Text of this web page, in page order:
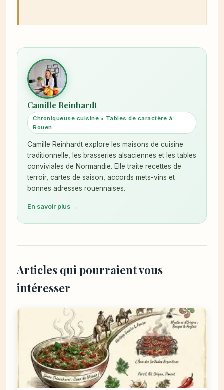
Camille Reinhardt
Chroniqueuse cuisine • Tables de caractère à
Rouen
Camille Reinhardt explore les maisons de cuisine
traditionnelle, les brasseries alsaciennes et les tables
conviviales de Normandie. Elle traite recettes de
terroir, cartes de saison, accords mets-vins et
bonnes adresses rouennaises.
En savoir plus →
Articles qui pourraient vous
intéresser